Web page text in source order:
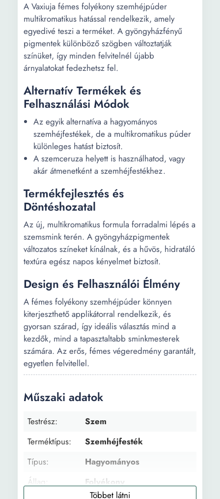
A Vaxiuja fémes folyékony szemhéjpúder
multikromatikus hatással rendelkezik, amely
egyedivé teszi a terméket. A gyöngyházfényű
pigmentek különböző szögben változtatják
színüket, így minden felvitelnél újabb
árnyalatokat fedezhetsz fel.
Alternatív Termékek és
Felhasználási Módok
Az egyik alternatíva a hagyományos
szemhéjfestékek, de a multikromatikus púder
különleges hatást biztosít.
A szemceruza helyett is használhatod, vagy
akár átmenetként a szemhéjfestékhez.
Termékfejlesztés és
Döntéshozatal
Az új, multikromatikus formula forradalmi lépés a
szemsmink terén. A gyöngyházpigmentek
változatos színeket kínálnak, és a hűvös, hidratáló
textúra egész napos kényelmet biztosít.
Design és Felhasználói Élmény
A fémes folyékony szemhéjpúder könnyen
kiterjeszthető applikátorral rendelkezik, és
gyorsan szárad, így ideális választás mind a
kezdők, mind a tapasztaltabb sminkmesterek
számára. Az erős, fémes végeredmény garantált,
egyetlen felvitellel.
Műszaki adatok
Testrész:
Szem
Terméktípus:
Szemhéjfesték
Típus:
Hagyományos
Állag:
Folyékony